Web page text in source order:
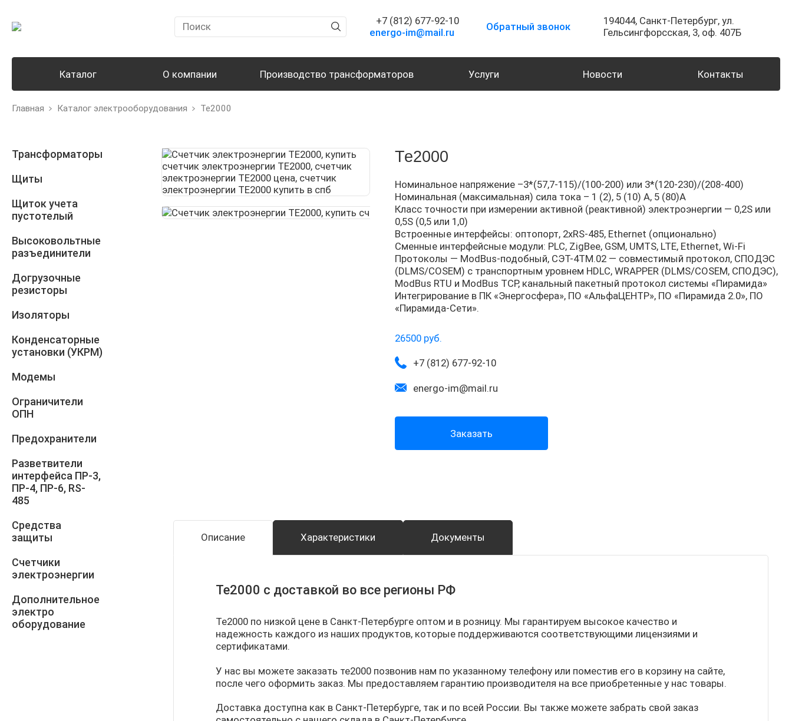
+7 (812) 677-92-10
energo-im@mail.ru
Обратный звонок 194044, Санкт-Петербург,ул.
Гельсингфорсская, 3, оф. 407Б
Каталог О компании Производство трансформаторов Услуги Новости Контакты
Главная Каталог электрооборудования Те2000
Трансформаторы
Щиты
Щиток учета
пустотелый
Высоковольтные
разъединители
Догрузочные
резисторы
Изоляторы
Конденсаторные
установки (УКРМ)
Модемы
Ограничители
ОПН
Предохранители
Разветвители
интерфейса ПР-3,
ПР-4, ПР-6, RS-
485
Средства
защиты
Счетчики
электроэнергии
Дополнительное
электро
оборудование
Те2000
Номинальное напряжение –3*(57,7-115)/(100-200) или 3*(120-230)/(208-400)
Номинальная (максимальная) сила тока – 1 (2), 5 (10) А, 5 (80)А
Класс точности при измерении активной (реактивной) электроэнергии — 0,2S или
0,5S (0,5 или 1,0)
Встроенные интерфейсы: оптопорт, 2хRS-485, Ethernet (опционально)
Сменные интерфейсные модули: PLC, ZigBee, GSM, UMTS, LTE, Ethernet, Wi-Fi
Протоколы — ModBus-подобный, СЭТ-4ТМ.02 — совместимый протокол, СПОДЭС
(DLMS/COSEM) с транспортным уровнем HDLC, WRAPPER (DLMS/COSEM, СПОДЭС),
ModBus RTU и ModBus TCP, канальный пакетный протокол системы «Пирамида»
Интегрирование в ПК «Энергосфера», ПО «АльфаЦЕНТР», ПО «Пирамида 2.0», ПО
«Пирамида-Сети».
26500 руб.
+7 (812) 677-92-10
energo-im@mail.ru
Заказать
Описание Характеристики Документы
Те2000 с доставкой во все регионы РФ
Те2000 по низкой цене в Санкт-Петербурге оптом и в розницу. Мы гарантируем высокое качество и
надежность каждого из наших продуктов, которые поддерживаются соответствующими лицензиями и
сертификатами.
У нас вы можете заказать те2000 позвонив нам по указанному телефону или поместив его в корзину на сайте,
после чего оформить заказ. Мы предоставляем гарантию производителя на все приобретенные у нас товары.
Доставка доступна как в Санкт-Петербурге, так и по всей России. Вы также можете забрать свой заказ